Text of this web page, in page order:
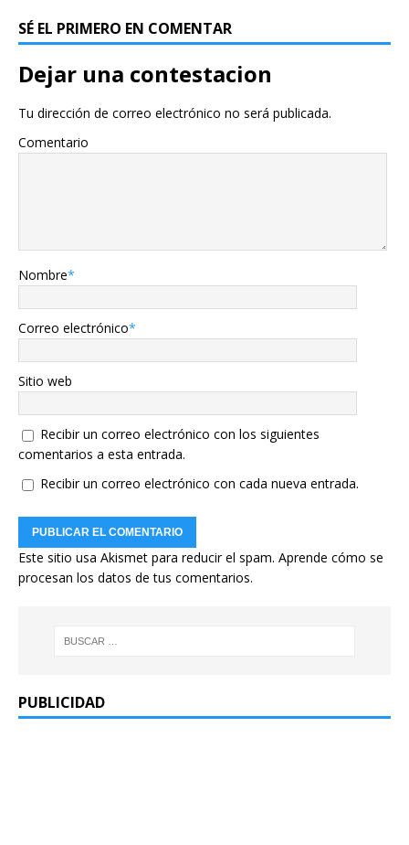
SÉ EL PRIMERO EN COMENTAR
Dejar una contestacion
Tu dirección de correo electrónico no será publicada.
Comentario
Nombre*
Correo electrónico*
Sitio web
Recibir un correo electrónico con los siguientes
comentarios a esta entrada.
Recibir un correo electrónico con cada nueva entrada.
Este sitio usa Akismet para reducir el spam. Aprende cómo se
procesan los datos de tus comentarios.
PUBLICIDAD